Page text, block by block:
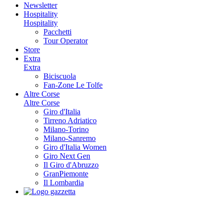
Newsletter
Hospitality
Hospitality
Pacchetti
Tour Operator
Store
Extra
Extra
Biciscuola
Fan-Zone Le Tolfe
Altre Corse
Altre Corse
Giro d'Italia
Tirreno Adriatico
Milano-Torino
Milano-Sanremo
Giro d'Italia Women
Giro Next Gen
Il Giro d'Abruzzo
GranPiemonte
Il Lombardia